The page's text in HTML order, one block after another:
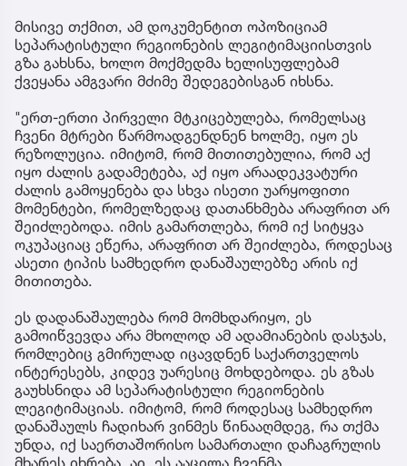
მისივე თქმით, ამ დოკუმენტით ოპოზიციამ
სეპარატისტული რეგიონების ლეგიტიმაციისთვის
გზა გახსნა, ხოლო მოქმედმა ხელისუფლებამ
ქვეყანა ამგვარი მძიმე შედეგებისგან იხსნა.
"ერთ-ერთი პირველი მტკიცებულება, რომელსაც
ჩვენი მტრები წარმოადგენდნენ ხოლმე, იყო ეს
რეზოლუცია. იმიტომ, რომ მითითებულია, რომ აქ
იყო ძალის გადამეტება, აქ იყო არაადეკვატური
ძალის გამოყენება და სხვა ისეთი უარყოფითი
მომენტები, რომელზედაც დათანხმება არაფრით არ
შეიძლებოდა. იმის გამართლება, რომ იქ სიტყვა
ოკუპაციაც ეწერა, არაფრით არ შეიძლება, როდესაც
ასეთი ტიპის სამხედრო დანაშაულებზე არის იქ
მითითება.
ეს დადანაშაულება რომ მომხდარიყო, ეს
გამოიწვევდა არა მხოლოდ ამ ადამიანების დასჯას,
რომლებიც გმირულად იცავდნენ საქართველოს
ინტერესებს, კიდევ უარესიც მოხდებოდა. ეს გზას
გაუხსნიდა ამ სეპარატისტული რეგიონების
ლეგიტიმაციას. იმიტომ, რომ როდესაც სამხედრო
დანაშაულს ჩადიხარ ვინმეს წინააღმდეგ, რა თქმა
უნდა, იქ საერთაშორისო სამართალი დაჩაგრულის
მხარეს იხრება. აი, ეს ააცილა ჩვენმა